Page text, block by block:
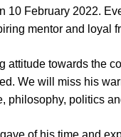
10 February 2022.
mentor and loyal
towards the
We will miss his
philosophy, politics
of his time and